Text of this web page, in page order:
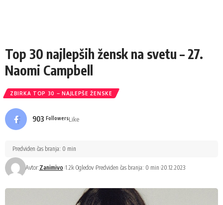
Top 30 najlepših žensk na svetu – 27.
Naomi Campbell
ZBIRKA TOP 30 – NAJLEPŠE ŽENSKE
903 FollowersLike
Avtor:Zanimivo 1.2k Ogledov Predviden čas branja: 0 min 20.12.2023
Predviden čas branja: 0 min